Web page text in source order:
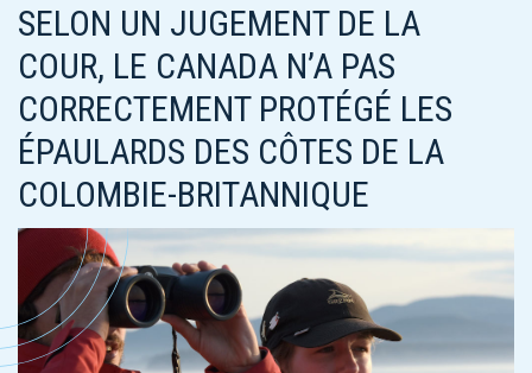
SELON UN JUGEMENT DE LA
COUR, LE CANADA N’A PAS
CORRECTEMENT PROTÉGÉ LES
ÉPAULARDS DES CÔTES DE LA
COLOMBIE-BRITANNIQUE